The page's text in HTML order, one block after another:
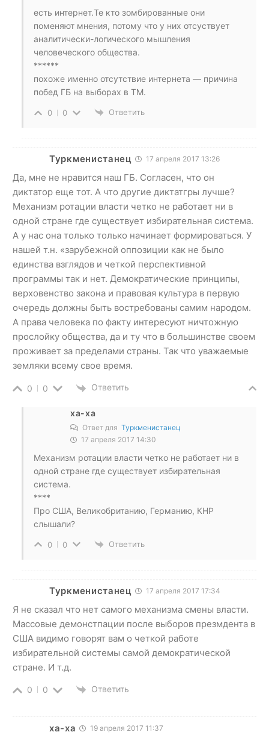
есть интернет.Те кто зомбированные они
поменяют мнения, потому что у них отсуствует
аналитически-логического мышления
человеческого общества.
******
похоже именно отсутствие интернета — причина
побед ГБ на выборах в ТМ.
0 0 Ответить
Туркменистанец 17 апреля 2017 13:26
Да, мне не нравится наш ГБ. Согласен, что он
диктатор еще тот. А что другие диктатгры лучше?
Механизм ротации власти четко не работает ни в
одной стране где существует избирательная система.
А у нас она только только начинает формироваться. У
нашей т.н. «зарубежной оппозиции как не было
единства взглядов и четкой перспективной
программы так и нет. Демократические принципы,
верховенство закона и правовая культура в первую
очередь должны быть востребованы самим народом.
А права человека по факту интересуют ничтожную
прослойку общества, да и ту что в большинстве своем
проживает за пределами страны. Так что уважаемые
земляки всему свое время.
0 0 Ответить
ха-ха
Ответ для Туркменистанец
17 апреля 2017 14:30
Механизм ротации власти четко не работает ни в
одной стране где существует избирательная
система.
****
Про США, Великобританию, Германию, КНР
слышали?
0 0 Ответить
Туркменистанец 17 апреля 2017 17:34
Я не сказал что нет самого механизма смены власти.
Массовые демонстпации после выборов презмдента в
США видимо говорят вам о четкой работе
избирательной системы самой демократической
стране. И т.д.
0 0 Ответить
ха-ха 19 апреля 2017 11:37